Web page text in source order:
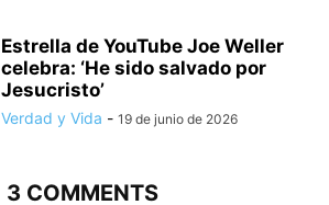
Estrella de YouTube Joe Weller
celebra: ‘He sido salvado por
Jesucristo’
Verdad y Vida - 19 de junio de 2026
3 COMMENTS